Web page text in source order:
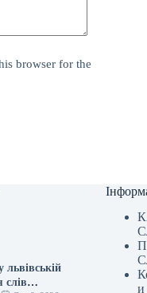
browser for the
львівській
слів
и